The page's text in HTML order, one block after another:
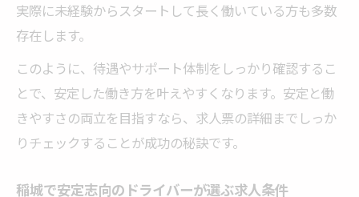
働きやすさが光る稲城市内ドライバー職
働きやすいドライバー求人の稲城市内最新
事情
柔軟なシフト制が魅力のドライバー求人を
選ぶコツ
ドライバーが稲城市内で感じる働きやすさ
実際に未経験からスタートして長く働いている方も多数
存在します。
このように、待遇やサポート体制をしっかり確認するこ
とで、安定した働き方を叶えやすくなります。安定と働
きやすさの両立を目指すなら、求人票の詳細までしっか
りチェックすることが成功の秘訣です。
稲城で安定志向のドライバーが選ぶ求人条件